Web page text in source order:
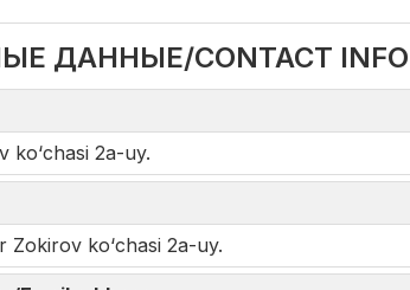
ДАННЫЕ/CONTACT
2a-uy.
kо‘chasi 2a-uy.